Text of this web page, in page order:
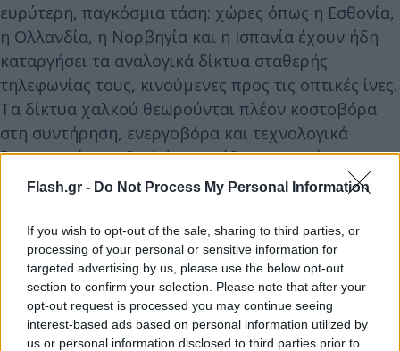
Flash.gr - Do Not Process My Personal Information
If you wish to opt-out of the sale, sharing to third parties, or
processing of your personal or sensitive information for
targeted advertising by us, please use the below opt-out
section to confirm your selection. Please note that after your
opt-out request is processed you may continue seeing
interest-based ads based on personal information utilized by
us or personal information disclosed to third parties prior to
ευρύτερη, παγκόσμια τάση: χώρες όπως η Εσθονία,
η Ολλανδία, η Νορβηγία και η Ισπανία έχουν ήδη
καταργήσει τα αναλογικά δίκτυα σταθερής
τηλεφωνίας τους, κινούμενες προς τις οπτικές ίνες.
Τα δίκτυα χαλκού θεωρούνται πλέον κοστοβόρα
στη συντήρηση, ενεργοβόρα και τεχνολογικά
ξεπερασμένα, ειδικά όταν οι ίδιες γραμμές
μπορούν να αντικατασταθούν από συνδέσεις
internet και φωνή. Επιπλέον, η συντριπτική
πλειονότητα των Φινλανδών είχε ήδη εγκαταλείψει
τις σταθερές γραμμές, με τις κλήσεις μέσω αυτών
να αντιπροσωπεύουν μόλις ένα μικρό ποσοστό της
συνολικής τηλεφωνικής κίνησης.